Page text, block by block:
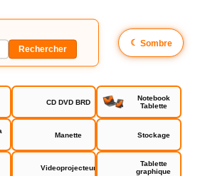
☾ Sombre
CD DVD BRD
Notebook
Tablette
Manette Stockage
Videoprojecteur
Tablette
graphique